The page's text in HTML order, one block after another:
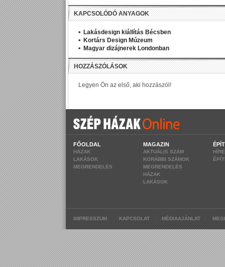
KAPCSOLÓDÓ ANYAGOK
Lakásdesign kiállítás Bécsben
Kortárs Design Múzeum
Magyar dizájnerek Londonban
FŐOLDAL
HÁZAK
LAKÁSOK
MEGRENDELÉS
MAGAZIN
AKTUÁLIS SZÁM
KORÁBBI SZÁMOK
MEGRENDELÉS
HÁZAK
LAKÁSOK
IMPRESSZUM KAPCSOLAT MÉDIAAJÁNLAT